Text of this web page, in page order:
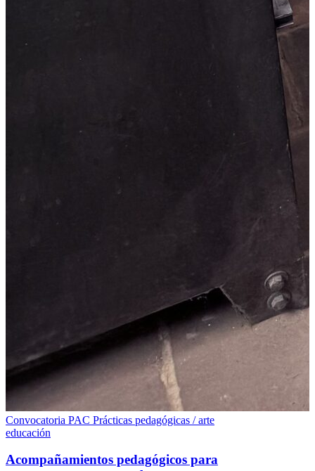
Convocatoria PAC Prácticas pedagógicas / arte
educación
Acompañamientos pedagógicos para